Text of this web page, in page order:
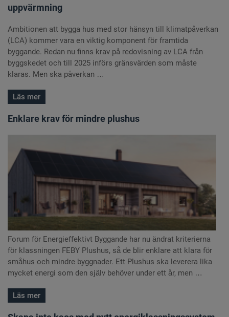
uppvärmning
Ambitionen att bygga hus med stor hänsyn till klimatpåverkan
(LCA) kommer vara en viktig komponent för framtida
byggande. Redan nu finns krav på redovisning av LCA från
byggskedet och till 2025 införs gränsvärden som måste
klaras. Men ska påverkan …
Läs mer
Enklare krav för mindre plushus
Forum för Energieffektivt Byggande har nu ändrat kriterierna
för klassningen FEBY Plushus, så de blir enklare att klara för
småhus och mindre byggnader. Ett Plushus ska leverera lika
mycket energi som den själv behöver under ett år, men …
Läs mer